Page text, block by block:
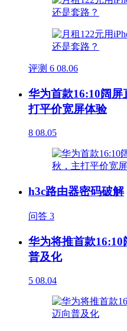
评测 6 08.06
华为首款16:10阔屏
打平价宽屏体验
8 08.05
h3c路由器密码破解
问答 3
华为将推首款
普及化
5 08.04